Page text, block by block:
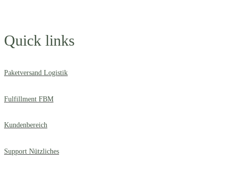
Quick links
Paketversand Logistik
Fulfillment FBM
Kundenbereich
Support Nützliches